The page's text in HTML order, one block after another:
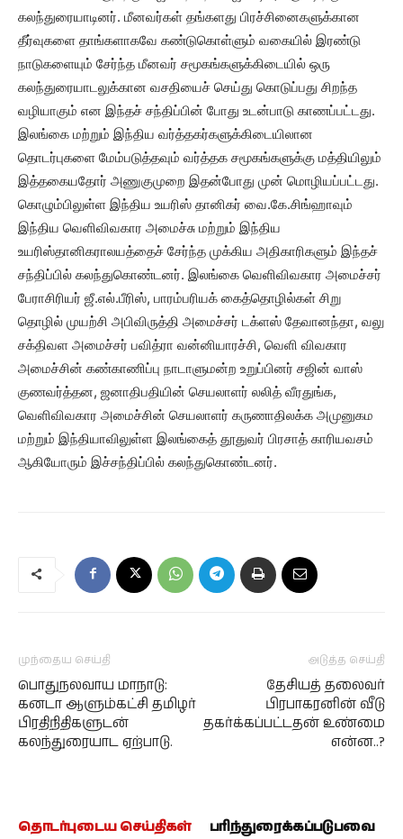
கலந்துரையாடினர். மீனவர்கள் தங்களது பிரச்சினைகளுக்கான
தீர்வுகளை தாங்களாகவே கண்டுகொள்ளும் வகையில் இரண்டு
நாடுகளையும் சேர்ந்த மீனவர் சமூகங்களுக்கிடையில் ஒரு
கலந்துரையாடலுக்கான வசதியைச் செய்து கொடுப்பது சிறந்த
வழியாகும் என இந்தச் சந்திப்பின் போது உடன்பாடு காணப்பட்டது.
இலங்கை மற்றும் இந்திய வர்த்தகர்களுக்கிடையிலான
தொடர்புகளை மேம்படுத்தவும் வர்த்தக சமூகங்களுக்கு மத்தியிலும்
இத்தகையதோர் அணுகுமுறை இதன்போது முன் மொழியப்பட்டது.
கொழும்பிலுள்ள இந்திய உயரிஸ் தானிகர் வை.கே.சிங்ஹாவும்
இந்திய வெளிவிவகார அமைச்சு மற்றும் இந்திய
உயரிஸ்தானிகராலயத்தைச் சேர்ந்த முக்கிய அதிகாரிகளும் இந்தச்
சந்திப்பில் கலந்துகொண்டனர். இலங்கை வெளிவிவகார அமைச்சர்
பேராசிரியர் ஜீ.எல்.பீரிஸ், பாரம்பரியக் கைத்தொழில்கள் சிறு
தொழில் முயற்சி அபிவிருத்தி அமைச்சர் டக்ளஸ் தேவானந்தா, வலு
சக்திவள அமைச்சர் பவித்ரா வன்னியாரச்சி, வெளி விவகார
அமைச்சின் கண்காணிப்பு நாடாளுமன்ற உறுப்பினர் சஜின் வாஸ்
குணவர்த்தன, ஜனாதிபதியின் செயலாளர் லலித் வீரதுங்க,
வெளிவிவகார அமைச்சின் செயலாளர் கருணாதிலக்க அமுனுகம
மற்றும் இந்தியாவிலுள்ள இலங்கைத் தூதுவர் பிரசாத் காரியவசம்
ஆகியோரும் இச்சந்திப்பில் கலந்துகொண்டனர்.
முந்தைய செய்தி
பொதுநலவாய மாநாடு:
கனடா ஆளும்கட்சி தமிழர்
பிரதிநிதிகளுடன்
கலந்துரையாட ஏற்பாடு.
அடுத்த செய்தி
தேசியத் தலைவர்
பிரபாகரனின் வீடு
தகர்க்கப்பட்டதன் உண்மை
என்ன..?
தொடர்புடைய செய்திகள் பரிந்துரைக்கப்படுபவை